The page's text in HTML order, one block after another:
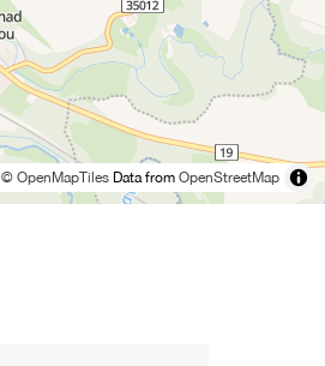
© OpenMapTiles Data from OpenStreetMap